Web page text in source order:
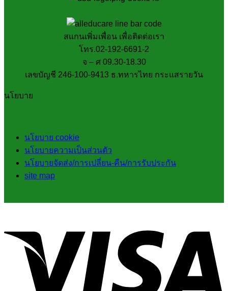
สแกนเพิ่มเพื่อน เพื่อติดต่อเรา
โทร.02-192-6691-2
จ – ศ 09.30-18.30
เลขบัญชี 246-100-9413 ธ.ทหารไทย กระแสรายวัน
นโยบาย
นโยบาย cookie
นโยบายความเป็นส่วนตัว
นโยบายจัดส่ง/การเปลี่ยน-คืน/การรับประกัน
site map